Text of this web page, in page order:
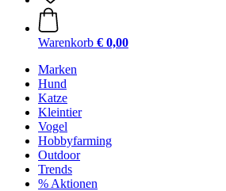
Warenkorb € 0,00
Marken
Hund
Katze
Kleintier
Vogel
Hobbyfarming
Outdoor
Trends
% Aktionen